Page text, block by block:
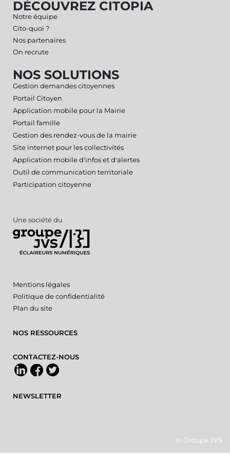
DÉCOUVREZ CITOPIA
Notre équipe
Cito-quoi ?
Nos partenaires
On recrute
NOS SOLUTIONS
Gestion demandes citoyennes
Portail Citoyen
Application mobile pour la Mairie
Portail famille
Gestion des rendez-vous de la mairie
Site internet pour les collectivités
Application mobile d'infos et d'alertes
Outil de communication territoriale
Participation citoyenne
Une société du
Mentions légales
Politique de confidentialité
Plan du site
NOS RESSOURCES
CONTACTEZ-NOUS
NEWSLETTER
© Groupe JVS